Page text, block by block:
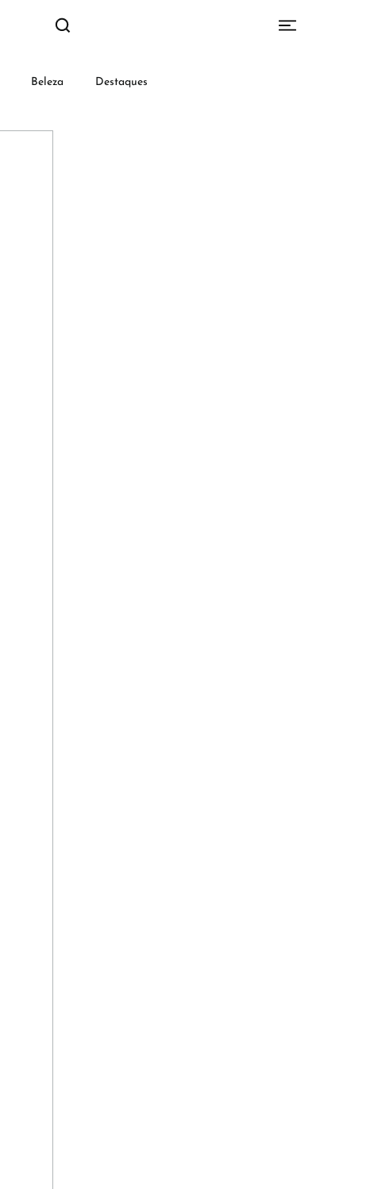
Beleza Destaques